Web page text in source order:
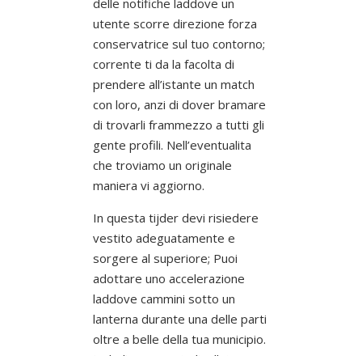
utente scorre direzione forza
conservatrice sul tuo contorno;
corrente ti da la facolta di
prendere all’istante un match
con loro, anzi di dover bramare
di trovarli frammezzo a tutti gli
gente profili. Nell’eventualita
che troviamo un originale
maniera vi aggiorno.
In questa tijder devi risiedere
vestito adeguatamente e
sorgere al superiore; Puoi
adottare uno accelerazione
laddove cammini sotto un
lanterna durante una delle parti
oltre a belle della tua municipio.